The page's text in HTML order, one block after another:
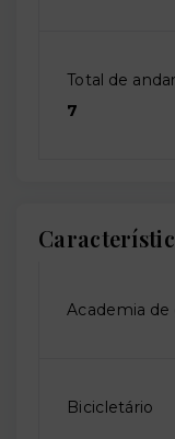
Total de
7
Academia de
Bicicletário